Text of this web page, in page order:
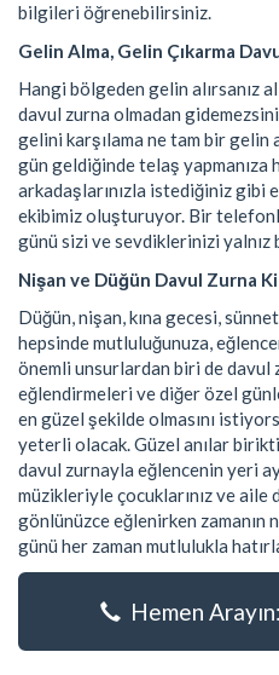
bilgileri öğrenebilirsiniz.
Gelin Alma, Gelin Çıkarma
Hangi bölgeden gelin alırsanız
davul zurna olmadan
gelini karşılama ne tam bir gelin
gün geldiğinde telaş yapmanıza
arkadaşlarınızla istediğiniz gibi
ekibimiz oluşturuyor. Bir
günü sizi ve sevdiklerinizi yalnız
Nişan ve Düğün Davul Zurna
Düğün, nişan, kına gecesi,
hepsinde mutluluğunuza,
önemli unsurlardan biri de davul
eğlendirmeleri ve diğer özel
en güzel şekilde olmasını
yeterli olacak. Güzel anılar
davul zurnayla eğlencenin yeri
müzikleriyle çocuklarınız ve aile
gönlünüzce eğlenirken zamanın
günü her zaman mutlulukla
Hemen